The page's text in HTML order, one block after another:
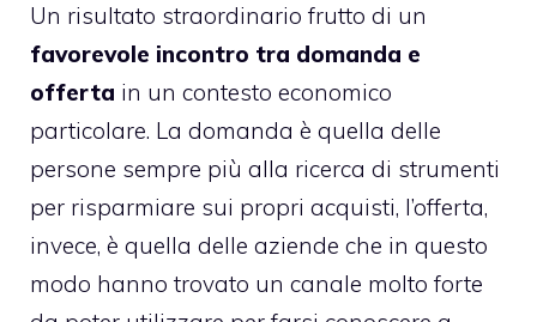
Un risultato straordinario frutto di un
favorevole incontro tra domanda e
offerta in un contesto economico
particolare. La domanda è quella delle
persone sempre più alla ricerca di strumenti
per risparmiare sui propri acquisti, l’offerta,
invece, è quella delle aziende che in questo
modo hanno trovato un canale molto forte